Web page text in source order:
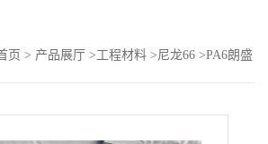
页 > 产品展厅 >工程材料 >尼龙66 >PA6朗盛